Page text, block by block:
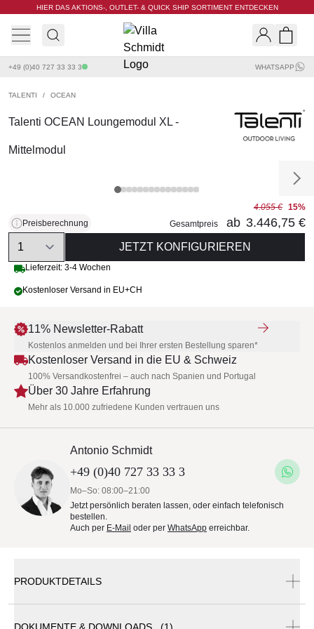
HIER DAS AKTIONS-, OUTLET- & QUICK SHIP SORTIMENT ENTDECKEN
Villa Schmidt
+49 (0)40 727 33 33 3 WHATSAPP
TALENTI / OCEAN
Talenti OCEAN Loungemodul XL -
Mittelmodul
Preisberechnung
4.055 € 15%
Gesamtpreis
ab 3.446,75 €
Quantity
JETZT KONFIGURIEREN
Lieferzeit: 3-4 Wochen
Kostenloser Versand in EU+CH
11% Newsletter-Rabatt
Kostenlos anmelden und bei Ihrer ersten Bestellung sparen*
Kostenloser Versand in die EU & Schweiz
100% Versandkostenfrei – auch nach Spanien und Portugal
Über 30 Jahre Erfahrung
Mehr als 10.000 zufriedene Kunden vertrauen uns
Antonio Schmidt
+49 (0)40 727 33 33 3
Mo–So: 08:00–21:00
Jetzt persönlich beraten lassen, oder einfach telefonisch
bestellen.
Auch per E-Mail oder per WhatsApp erreichbar.
PRODUKTDETAILS
DOKUMENTE & DOWNLOADS (1)